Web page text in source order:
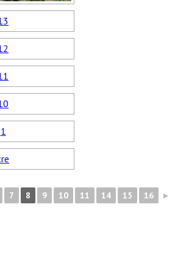
7 8 9 10 11 14 15 16 ►